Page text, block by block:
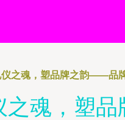
仪之魂，塑品牌之韵——品
之魂，塑